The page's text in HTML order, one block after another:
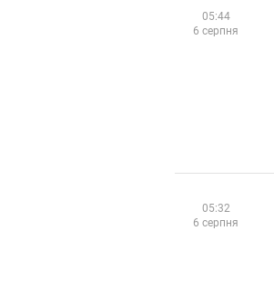
05:44
6 серпня
05:32
6 серпня